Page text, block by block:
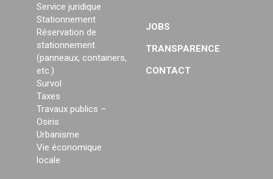
Service juridique
Stationnement
Réservation de
stationnement
(panneaux, containers,
etc.)
Survol
Taxes
Travaux publics –
Osiris
Urbanisme
Vie économique
locale
JOBS
TRANSPARENCE
CONTACT